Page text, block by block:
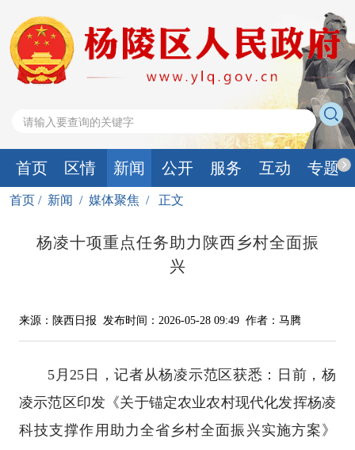
首页 区情 新闻 公开 服务 互动 专题
首页 / 新闻 / 媒体聚焦 / 正文
杨凌十项重点任务助力陕西乡村全面振
兴
来源：陕西日报 发布时间：2026-05-28 09:49 作者：马腾
5月25日，记者从杨凌示范区获悉：日前，杨
凌示范区印发《关于锚定农业农村现代化发挥杨凌
科技支撑作用助力全省乡村全面振兴实施方案》